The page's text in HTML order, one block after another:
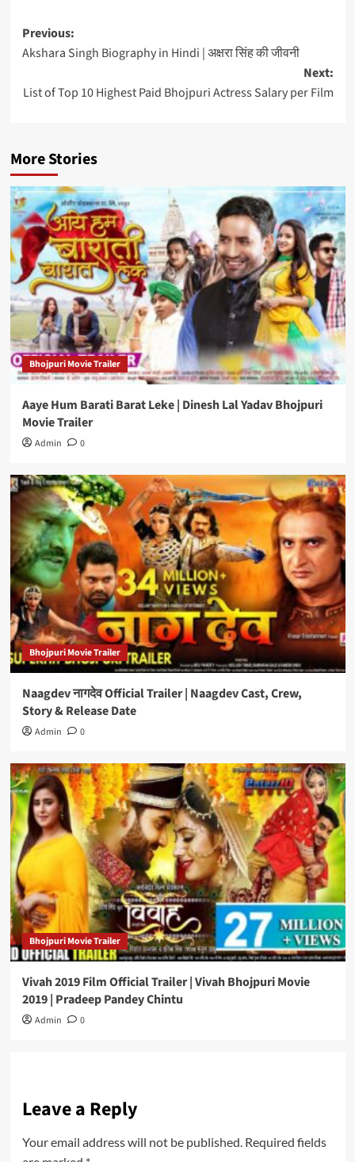
Post
navigation
Previous:
Akshara Singh Biography in Hindi | अक्षरा सिंह की जीवनी
Next:
List of Top 10 Highest Paid Bhojpuri Actress Salary per Film
More Stories
Bhojpuri Movie Trailer
Aaye Hum Barati Barat Leke | Dinesh Lal Yadav Bhojpuri
Movie Trailer
Admin 0
Bhojpuri Movie Trailer
Naagdev नागदेव Official Trailer | Naagdev Cast, Crew,
Story & Release Date
Admin 0
Bhojpuri Movie Trailer
Vivah 2019 Film Official Trailer | Vivah Bhojpuri Movie
2019 | Pradeep Pandey Chintu
Admin 0
Leave a Reply
Your email address will not be published. Required fields